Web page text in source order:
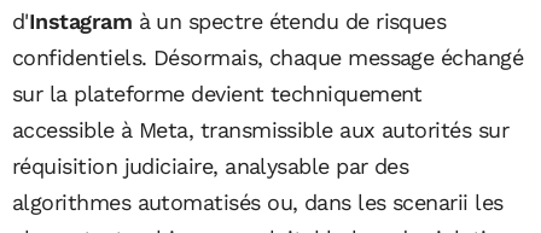
d'Instagram à un spectre étendu de risques
confidentiels. Désormais, chaque message échangé
sur la plateforme devient techniquement
accessible à Meta, transmissible aux autorités sur
réquisition judiciaire, analysable par des
algorithmes automatisés ou, dans les scenarii les